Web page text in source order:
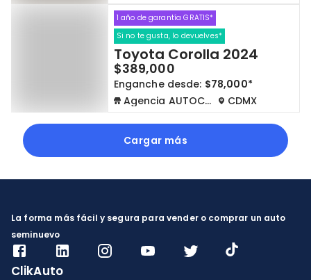
1 año de garantía GRATIS*
Si no te gusta, lo devuelves*
Toyota Corolla 2024
$389,000
Enganche desde: $78,000*
Agencia AUTOCOM
CDMX
Cargar más
La forma más fácil y segura para vender o comprar un auto
seminuevo
ClikAuto